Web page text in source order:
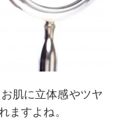
肌に立体感やツヤ
ますよね。